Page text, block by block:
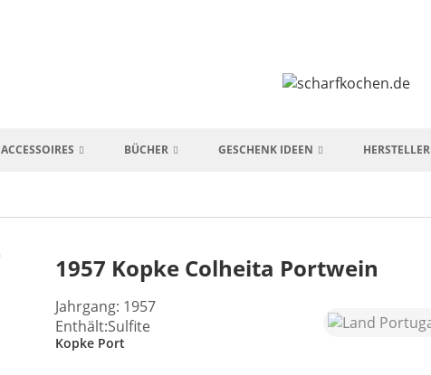
ACCESSOIRES BÜCHER GESCHENK IDEEN HERSTELLER
1957 Kopke Colheita Portwein
Jahrgang: 1957
Enthält:Sulfite
Kopke Port